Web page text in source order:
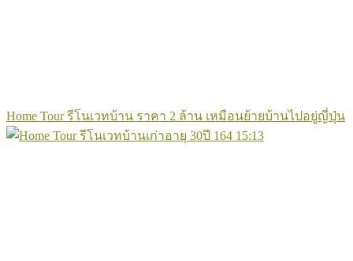
Home Tour รีโนเวทบ้าน ราคา 2 ล้าน เหมือนย้ายบ้านไปอยู่ญี่ปุ่น
164 15:13